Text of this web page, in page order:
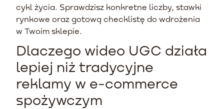
cykl życia. Sprawdzisz konkretne liczby, stawki
rynkowe oraz gotową checklistę do wdrożenia
w Twoim sklepie.
Dlaczego wideo UGC działa
lepiej niż tradycyjne
reklamy w e-commerce
spożywczym